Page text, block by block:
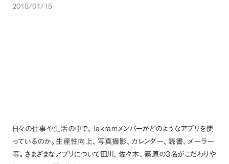
2018/01/15
日々の仕事や生活の中で、 Takramメンバーがどのようなアプリを使
っているのか。 生産性向上、 写真撮影、 カレンダー、 読書、 メーラー
等。 さまざまなアプリについて田川 、 佐々木、 篠原の3名がこだわりや